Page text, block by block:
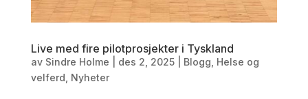
Live med fire pilotprosjekter i Tyskland
av Sindre Holme des 2, 2025| Blogg Helse og
velferd Nyheter